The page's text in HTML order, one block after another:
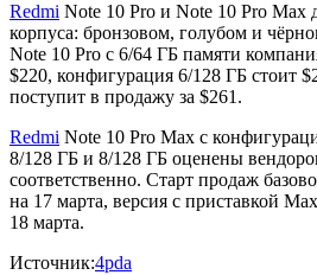
Redmi Note 10 Pro и Note 10 Pro Max
корпуса: бронзовом, голубом и
Note 10 Pro с 6/64 ГБ памяти
$220, конфигурация 6/128 ГБ стоит
поступит в продажу за $261.
Redmi Note 10 Pro Max с
8/128 ГБ и 8/128 ГБ оценены
соответственно. Старт продаж
на 17 марта, версия с приставкой
18 марта.
Источник:4pda